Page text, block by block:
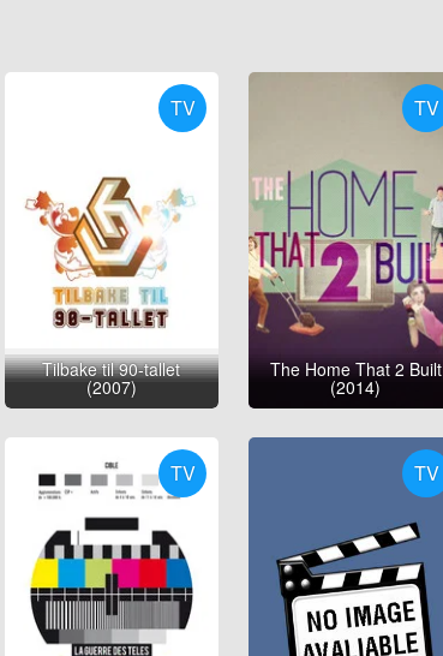
TV
Tilbake til 90-tallet
(2007)
TV
The Home That 2 Built
(2014)
TV TV